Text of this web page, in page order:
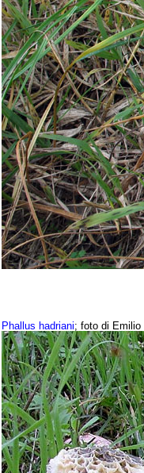
Phallus hadriani; foto di Emilio